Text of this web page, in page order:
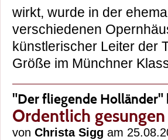
wirkt, wurde in der
verschiedenen
künstlerischer Leiter der
Größe im Münchner
"Der fliegende Holländer"
Ordentlich
von Christa Sigg am